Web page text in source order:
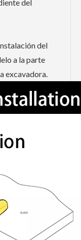
del
del
a la parte
excavadora.